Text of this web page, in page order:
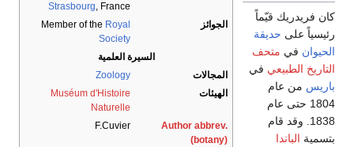
Strasbourg, France
الجوائز
Member of the Royal
Society
السيرة العلمية
المجالات
Zoology
الهيئات
Muséum d'Histoire
Naturelle
Author abbrev.
(botany)
F.Cuvier
كان فريدريك قيّماً
رئيسياً على حديقة
الحيوان في متحف
التاريخ الطبيعي في
باريس من عام
1804 حتى عام
1838. وقد قام
بتسمية الباندا